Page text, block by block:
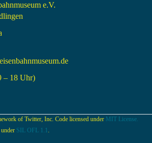
e.V.
– 18 Uhr)
of Twitter, Inc. Code licensed under MIT License.
SIL OFL 1.1 .